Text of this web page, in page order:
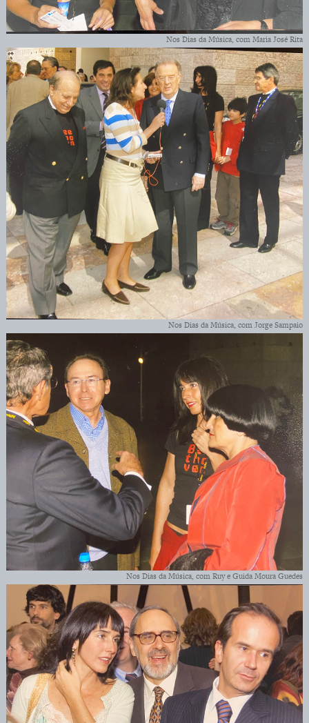
Nos Dias da Música, com Maria José Rita
Nos Dias da Música, com Jorge Sampaio
Nos Dias da Música, com Ruy e Guida Moura Guedes